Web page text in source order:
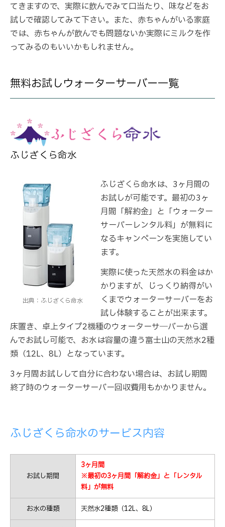
てきますので、実際に飲んでみて口当たり、味などをお
試しで確認してみて下さい。また、赤ちゃんがいる家庭
では、赤ちゃんが飲んでも問題ないか実際にミルクを作
ってみるのもいいかもしれません。
無料お試しウォーターサーバー一覧
ふじざくら命水
出典：ふじざくら命水
ふじざくら命水は、3ヶ月間の
お試しが可能です。最初の3ヶ
月間「解約金」と「ウォーター
サーバーレンタル料」が無料に
なるキャンペーンを実施してい
ます。
実際に使った天然水の料金はか
かりますが、じっくり納得がい
くまでウォーターサーバーをお
試し体験することが出来ます。
床置き、卓上タイプ2機種のウォーターサ―バーから選
んでお試し可能で、お水は容量の違う富士山の天然水2種
類（12L、8L）となっています。
3ヶ月間お試しして自分に合わない場合は、お試し期間
終了時のウォーターサーバー回収費用もかかりません。
ふじざくら命水のサービス内容
お試し期間
3ヶ月間
※最初の3ヶ月間「解約金」と「レンタル
料」が無料
お水の種類 天然水2種類（12L、8L）